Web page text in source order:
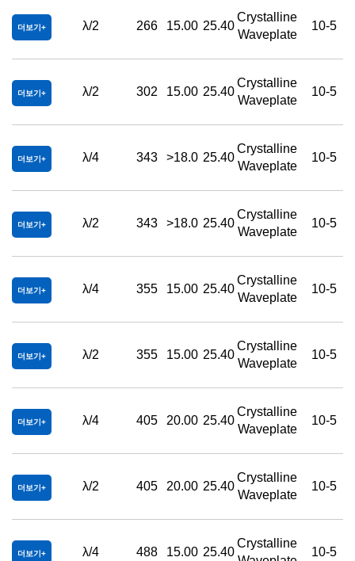
더보기 λ/2 266 15.00 25.40
Crystalline
Waveplate
10-5
더보기 λ/2 302 15.00 25.40
Crystalline
Waveplate
10-5
더보기 λ/4 343 >18.0 25.40
Crystalline
Waveplate
10-5
더보기 λ/2 343 >18.0 25.40
Crystalline
Waveplate
10-5
더보기 λ/4 355 15.00 25.40
Crystalline
Waveplate
10-5
더보기 λ/2 355 15.00 25.40
Crystalline
Waveplate
10-5
더보기 λ/4 405 20.00 25.40
Crystalline
Waveplate
10-5
더보기 λ/2 405 20.00 25.40
Crystalline
Waveplate
10-5
더보기 λ/4 488 15.00 25.40
Crystalline
10-5